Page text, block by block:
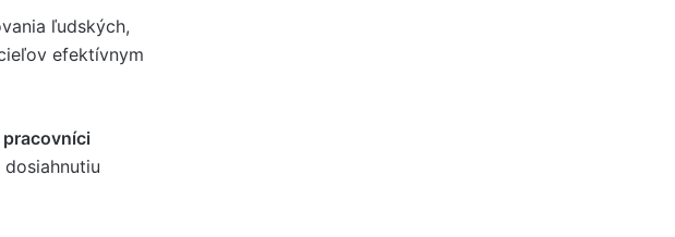
ľudských,
efektívnym